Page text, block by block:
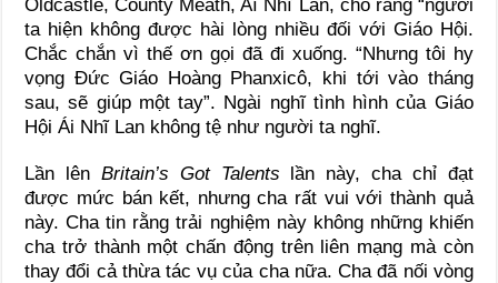
Oldcastle, County Meath, Aí Nhĩ Lan, cho rằng “người
ta hiện không được hài lòng nhiều đối với Giáo Hội.
Chắc chắn vì thế ơn gọi đã đi xuống. “Nhưng tôi hy
vọng Đức Giáo Hoàng Phanxicô, khi tới vào tháng
sau, sẽ giúp một tay”. Ngài nghĩ tình hình của Giáo
Hội Ái Nhĩ Lan không tệ như người ta nghĩ.
Lần lên Britain’s Got Talents lần này, cha chỉ đạt
được mức bán kết, nhưng cha rất vui với thành quả
này. Cha tin rằng trải nghiệm này không những khiến
cha trở thành một chấn động trên liên mạng mà còn
thay đổi cả thừa tác vụ của cha nữa. Cha đã nối vòng